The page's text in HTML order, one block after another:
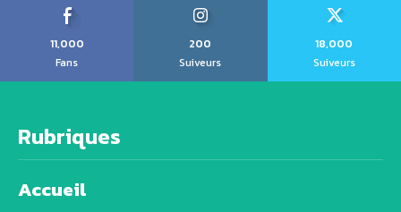
11,000
Fans
200
Suiveurs
18,000
Suiveurs
Rubriques
Accueil